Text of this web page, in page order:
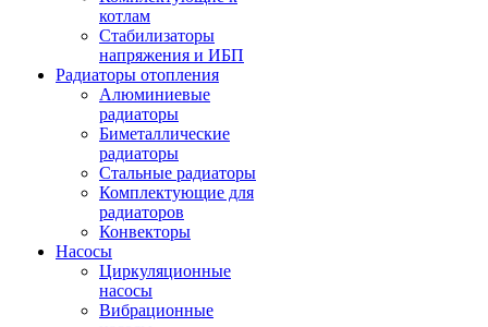
котлам
Стабилизаторы
напряжения и ИБП
Радиаторы отопления
Алюминиевые
радиаторы
Биметаллические
радиаторы
Стальные радиаторы
Комплектующие для
радиаторов
Конвекторы
Насосы
Циркуляционные
насосы
Вибрационные